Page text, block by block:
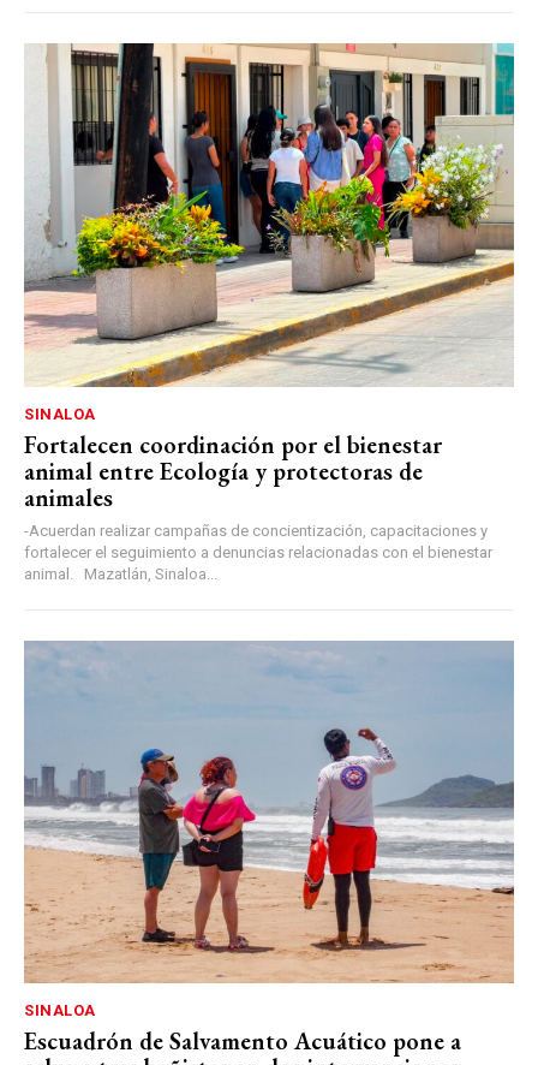
SINALOA
Fortalecen coordinación por el bienestar
animal entre Ecología y protectoras de
animales
-Acuerdan realizar campañas de concientización, capacitaciones y
fortalecer el seguimiento a denuncias relacionadas con el bienestar
animal. Mazatlán, Sinaloa...
SINALOA
Escuadrón de Salvamento Acuático pone a